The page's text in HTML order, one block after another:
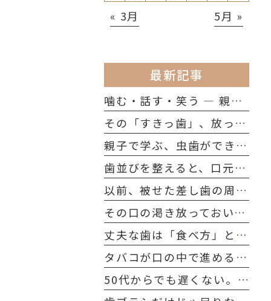
« 3月 5月 »
最新記事
噛む・話す・笑う ― 親子で知っておきたい「歯の役割」
その「すきっ歯」、放っておいて大丈夫?考えられる原因を解説
親子で学ぶ、虫歯ができる本当の理由
歯並びを整えると、口元のたるみ・ほうれい線は改善する？
以前、被せた差し歯の周りの歯ぐきが黒くなりました。どうしてですか？
その口の渇き放っておいていませんか？シニア世代に多い「ドライマウス」を防ぐ習慣
丈夫な歯は「食べ方」と「習慣」でつくられる｜今日から始める口腔ケア
タバコが口の中で進める"静かな破壊"──40代～50代が今すぐ知るべきこと
50代からでも遅くない。歯の寿命を延ばす、たった一つの習慣